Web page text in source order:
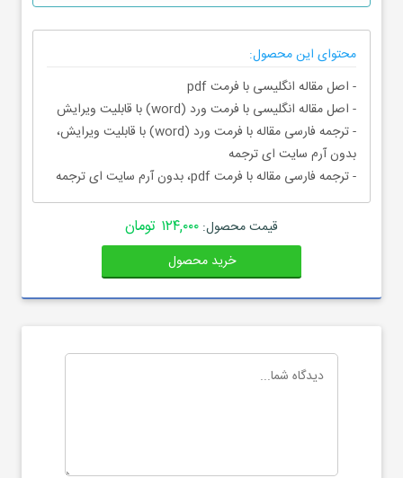
محتوای این محصول:
- اصل مقاله انگلیسی با فرمت pdf
- اصل مقاله انگلیسی با فرمت ورد (word) با قابلیت ویرایش
- ترجمه فارسی مقاله با فرمت ورد (word) با قابلیت ویرایش،
بدون آرم سایت ای ترجمه
- ترجمه فارسی مقاله با فرمت pdf، بدون آرم سایت ای ترجمه
قیمت محصول: ۱۲۴,۰۰۰ تومان
خرید محصول